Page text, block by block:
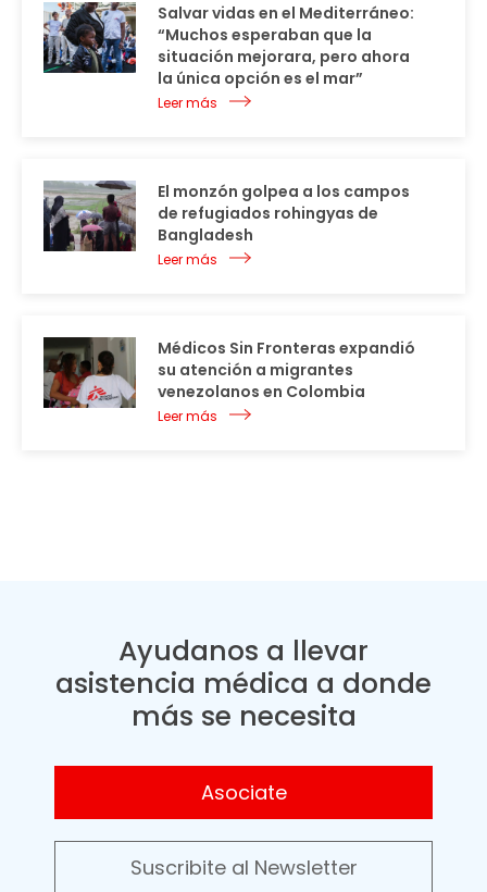
Salvar vidas en el Mediterráneo:
“Muchos esperaban que la
situación mejorara, pero ahora
la única opción es el mar”
Leer más
El monzón golpea a los campos
de refugiados rohingyas de
Bangladesh
Leer más
Médicos Sin Fronteras expandió
su atención a migrantes
venezolanos en Colombia
Leer más
Ayudanos a llevar
asistencia médica a donde
más se necesita
Asociate
Suscribite al Newsletter